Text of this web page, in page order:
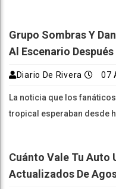
Grupo Sombras Y
Al Escenario Después
Diario De Rivera 07
La noticia que los
tropical esperaban desde
Cuánto Vale Tu Auto
Actualizados De